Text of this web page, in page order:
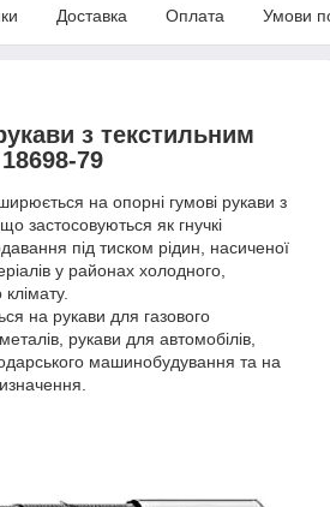
Доставка Оплата Умови
з текстильним
79
на опорні гумові рукави з
застосовуються як гнучкі
під тиском рідин, насиченої
у районах холодного,
на рукави для газового
рукави для автомобілів,
машинобудування та на